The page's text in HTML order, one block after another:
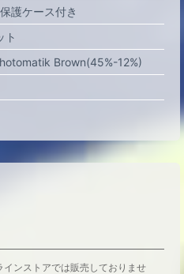
保護ケース付き
ト
Brown(45%-12%)
ンストアでは販売しておりませ